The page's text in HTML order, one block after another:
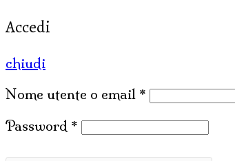
Accedi
chiudi
Nome utente o email *
Password *